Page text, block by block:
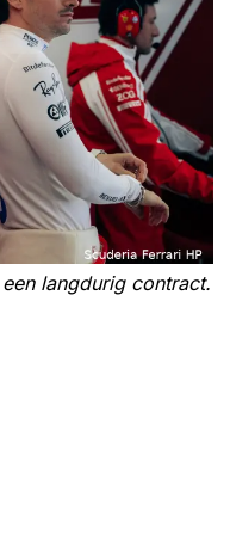
langdurig contract.